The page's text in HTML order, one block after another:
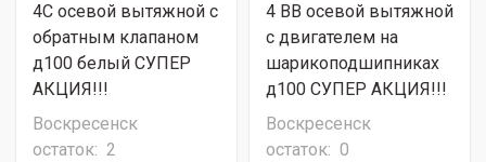
4C осевой вытяжной с
обратным клапаном
д100 белый СУПЕР
АКЦИЯ!!!
Воскресенск
остаток: 2
4 BB осевой вытяжной
c двигателем на
шарикоподшипниках
д100 СУПЕР АКЦИЯ!!!
Воскресенск
остаток: 0